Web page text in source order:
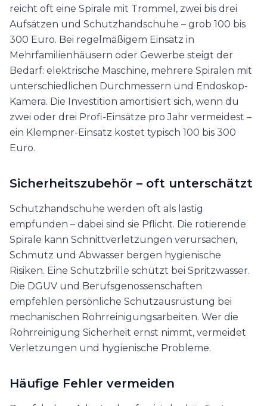
reicht oft eine Spirale mit Trommel, zwei bis drei
Aufsätzen und Schutzhandschuhe – grob 100 bis
300 Euro. Bei regelmäßigem Einsatz in
Mehrfamilienhäusern oder Gewerbe steigt der
Bedarf: elektrische Maschine, mehrere Spiralen mit
unterschiedlichen Durchmessern und Endoskop-
Kamera. Die Investition amortisiert sich, wenn du
zwei oder drei Profi-Einsätze pro Jahr vermeidest –
ein Klempner-Einsatz kostet typisch 100 bis 300
Euro.
Sicherheitszubehör – oft unterschätzt
Schutzhandschuhe werden oft als lästig
empfunden – dabei sind sie Pflicht. Die rotierende
Spirale kann Schnittverletzungen verursachen,
Schmutz und Abwasser bergen hygienische
Risiken. Eine Schutzbrille schützt bei Spritzwasser.
Die DGUV und Berufsgenossenschaften
empfehlen persönliche Schutzausrüstung bei
mechanischen Rohrreinigungsarbeiten. Wer die
Rohrreinigung Sicherheit ernst nimmt, vermeidet
Verletzungen und hygienische Probleme.
Häufige Fehler vermeiden